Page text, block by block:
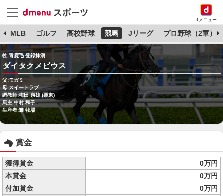
dメニュー
MLB ゴルフ 高校野球 競馬 Jリーグ プロ野球（2軍）
牡 青鹿毛 登録抹消
ダイタクメビウス
父:モガミ
母:スイートラブ
調教師:梅田 康雄 (栗東)
馬主:中村 和子
生産者:雅 牧場
賞金
獲得賞金
0万円
本賞金
0万円
付加賞金
0万円